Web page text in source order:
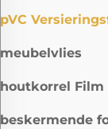
pVC
meubelvlies
houtkorrel Film
beskermende